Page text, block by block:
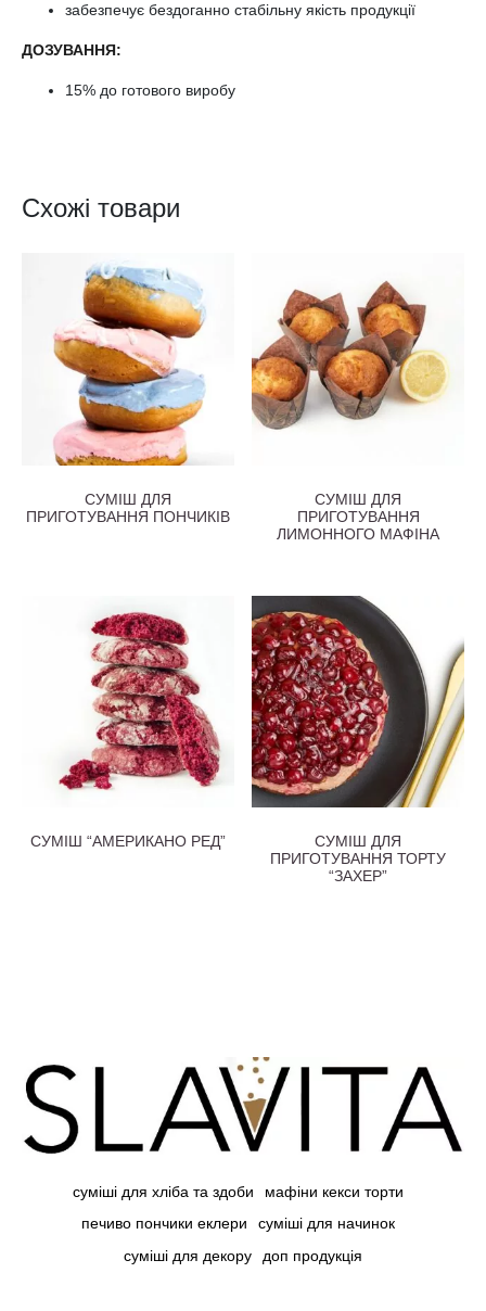
забезпечує бездоганно стабільну якість продукції
ДОЗУВАННЯ:
15% до готового виробу
Схожі товари
СУМІШ ДЛЯ
ПРИГОТУВАННЯ ПОНЧИКІВ
СУМІШ ДЛЯ
ПРИГОТУВАННЯ
ЛИМОННОГО МАФІНА
СУМІШ “АМЕРИКАНО РЕД”
СУМІШ ДЛЯ
ПРИГОТУВАННЯ ТОРТУ
“ЗАХЕР”
суміші для хліба та здоби
мафіни кекси торти
печиво пончики еклери
суміші для начинок
суміші для декору
доп продукція